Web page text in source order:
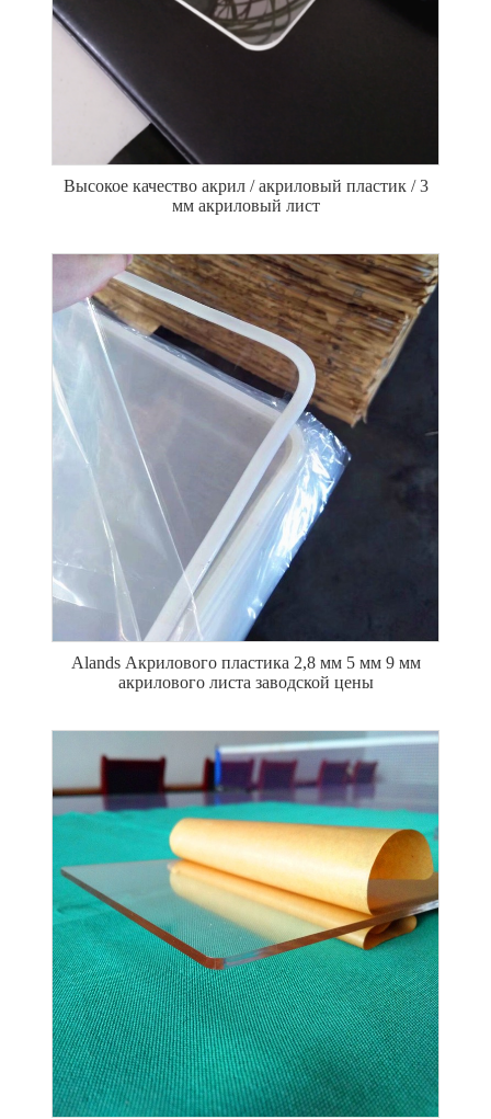
Высокое качество акрил / акриловый пластик / 3
мм акриловый лист
Alands Акрилового пластика 2,8 мм 5 мм 9 мм
акрилового листа заводской цены